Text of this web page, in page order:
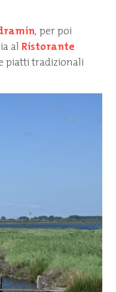
, per poi
al Ristorante
piatti tradizionali